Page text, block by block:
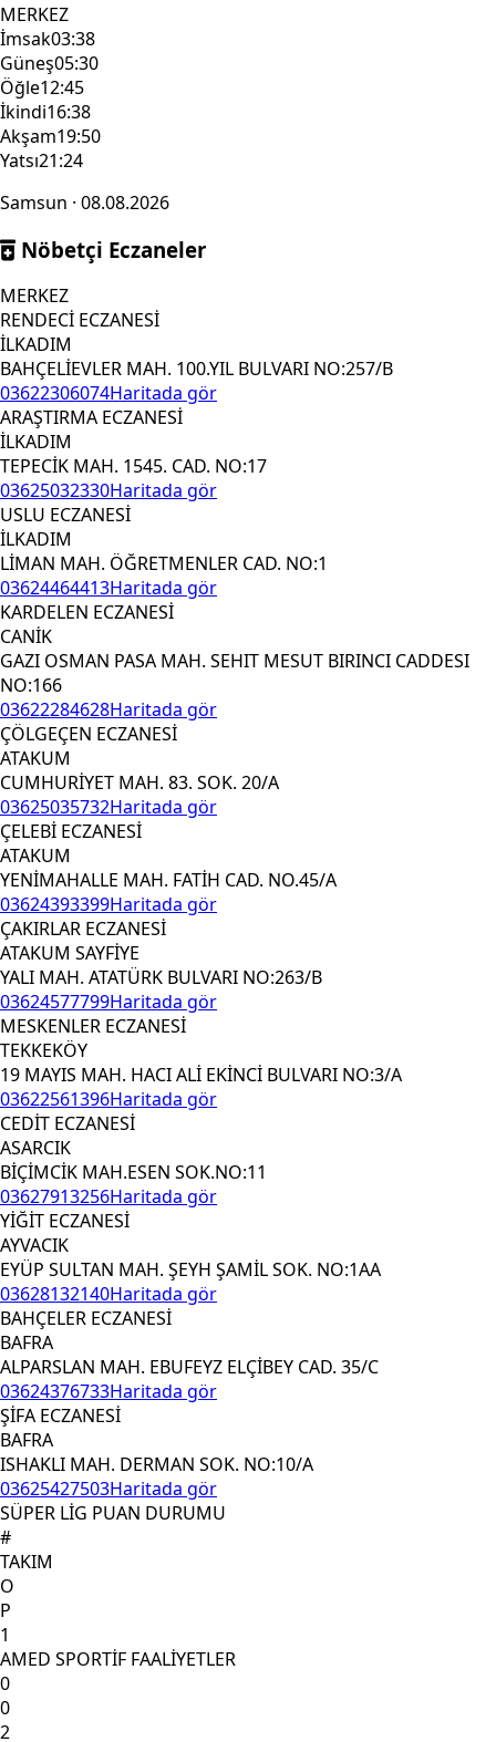
MERKEZ
İmsak03:38
Güneş05:30
Öğle12:45
İkindi16:38
Akşam19:50
Yatsı21:24
Samsun · 08.08.2026
Nöbetçi Eczaneler
MERKEZ
RENDECİ ECZANESİ
İLKADIM
BAHÇELİEVLER MAH. 100.YIL BULVARI NO:257/B
03622306074Haritada gör
ARAŞTIRMA ECZANESİ
İLKADIM
TEPECİK MAH. 1545. CAD. NO:17
03625032330Haritada gör
USLU ECZANESİ
İLKADIM
LİMAN MAH. ÖĞRETMENLER CAD. NO:1
03624464413Haritada gör
KARDELEN ECZANESİ
CANİK
GAZI OSMAN PASA MAH. SEHIT MESUT BIRINCI CADDESI
NO:166
03622284628Haritada gör
ÇÖLGEÇEN ECZANESİ
ATAKUM
CUMHURİYET MAH. 83. SOK. 20/A
03625035732Haritada gör
ÇELEBİ ECZANESİ
ATAKUM
YENİMAHALLE MAH. FATİH CAD. NO.45/A
03624393399Haritada gör
ÇAKIRLAR ECZANESİ
ATAKUM SAYFİYE
YALI MAH. ATATÜRK BULVARI NO:263/B
03624577799Haritada gör
MESKENLER ECZANESİ
TEKKEKÖY
19 MAYIS MAH. HACI ALİ EKİNCİ BULVARI NO:3/A
03622561396Haritada gör
CEDİT ECZANESİ
ASARCIK
BİÇİMCİK MAH.ESEN SOK.NO:11
03627913256Haritada gör
YİĞİT ECZANESİ
AYVACIK
EYÜP SULTAN MAH. ŞEYH ŞAMİL SOK. NO:1AA
03628132140Haritada gör
BAHÇELER ECZANESİ
BAFRA
ALPARSLAN MAH. EBUFEYZ ELÇİBEY CAD. 35/C
03624376733Haritada gör
ŞİFA ECZANESİ
BAFRA
ISHAKLI MAH. DERMAN SOK. NO:10/A
03625427503Haritada gör
SÜPER LİG PUAN DURUMU
#
TAKIM
O
P
1
AMED SPORTİF FAALİYETLER
0
0
2